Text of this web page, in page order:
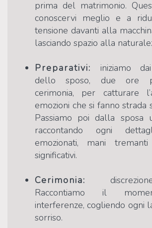
prima del matrimonio.
conoscervi meglio e a
tensione davanti alla
lasciando spazio alla
Preparativi: iniziamo
dello sposo, due ore
cerimonia, per catturare
emozioni che si fanno strada
Passiamo poi dalla sposa
raccontando ogni
emozionati, mani
significativi.
Cerimonia:
Raccontiamo il
interferenze, cogliendo ogni
sorriso.